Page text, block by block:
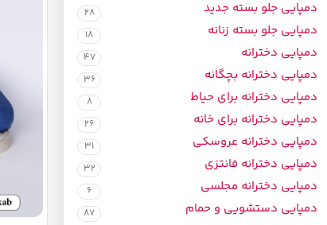
دمپایی جلو بسته جدید 28
دمپایی جلو بسته زنانه 18
دمپایی دخترانه 47
دمپایی دخترانه بچگانه 36
دمپایی دخترانه برای حیاط 8
دمپایی دخترانه برای خانه 26
دمپایی دخترانه عروسکی 31
دمپایی دخترانه فانتزی 32
دمپایی دخترانه مجلسی 6
دمپایی دستشویی و حمام 87